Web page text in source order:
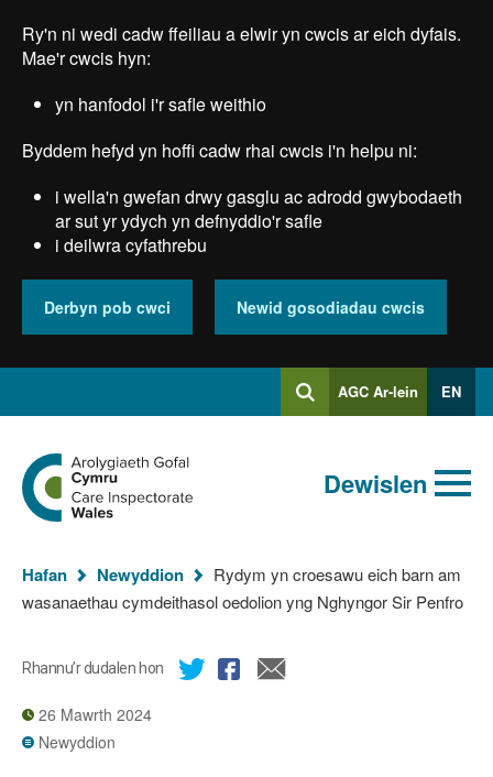
main
Ry'n ni wedi cadw ffeiliau a elwir yn cwcis ar eich dyfais.
Mae'r cwcis hyn:
yn hanfodol i'r safle weithio
Byddem hefyd yn hoffi cadw rhai cwcis i'n helpu ni:
i wella'n gwefan drwy gasglu ac adrodd gwybodaeth
ar sut yr ydych yn defnyddio'r safle
i deilwra cyfathrebu
Derbyn pob cwci Newid gosodiadau cwcis
ChwilioMewngofnodi
i
AGC Ar-lein EN
Chwiliad
allweddeiriau
cyflawn
Chwilio
Ewch
i
hafan
Arolygiaeth
Cymru
Dewislen
Rydych
chi
Hafan Newyddion
Rydym yn croesawu eich barn am
wasanaethau cymdeithasol oedolion yng Nghyngor Sir Penfro
Rhannu’r dudalen hon
26 Mawrth 2024
Newyddion